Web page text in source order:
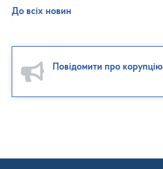
До всіх новин
Повідомити про корупцію